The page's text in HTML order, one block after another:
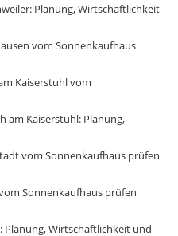
Planung, Wirtschaftlichkeit
vom Sonnenkaufhaus
Kaiserstuhl vom
am Kaiserstuhl: Planung,
vom Sonnenkaufhaus prüfen
Sonnenkaufhaus prüfen
Planung, Wirtschaftlichkeit und